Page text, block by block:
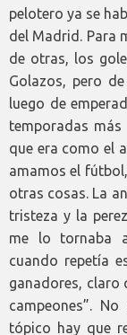
pelotero ya se
del Madrid. Para
de otras, los
Golazos, pero
luego de
temporadas más
que era como el
amamos el
otras cosas. La
tristeza y la
me lo tornaba
cuando repetía
ganadores, claro
campeones”.
tópico hay que